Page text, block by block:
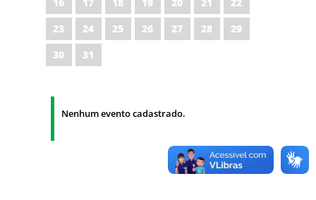
16
17 18 19 20 21
22
23
24 25 26 27 28
29
30
31
Nenhum evento cadastrado.